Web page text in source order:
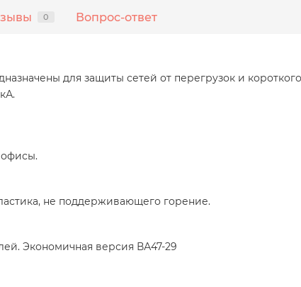
0 Вопрос-ответ
для защиты сетей от перегрузок и
не поддерживающего горение.
Экономичная версия ВА47-29